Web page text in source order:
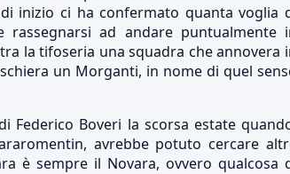
inizio ci ha confermato quanta voglia
ad andare puntualmente
la tifoseria una squadra che annovera
un Morganti, in nome di quel
Federico Boveri la scorsa estate
avrebbe potuto cercare
è sempre il Novara, ovvero qualcosa